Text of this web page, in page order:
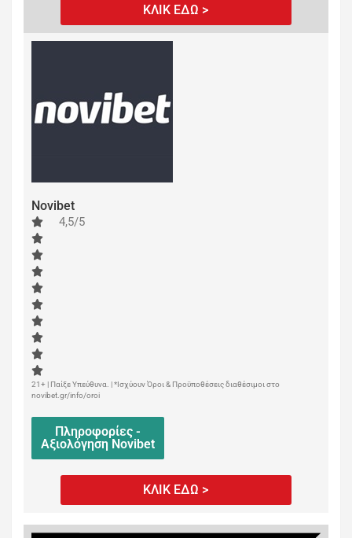
ΚΛΙΚ ΕΔΩ >
Novibet
4,5/5
21+ | Παίξε Υπεύθυνα. | *Ισχύουν Όροι & Προϋποθέσεις διαθέσιμοι στο
novibet.gr/info/oroi
Πληροφορίες -
Αξιολόγηση Novibet
ΚΛΙΚ ΕΔΩ >